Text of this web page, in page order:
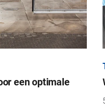
een optimale